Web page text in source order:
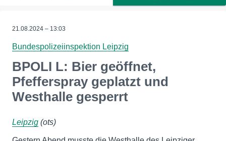
21.08.2024 – 13:03
Bundespolizeiinspektion Leipzig
BPOLI L: Bier geöffnet,
Pfefferspray geplatzt und
Westhalle gesperrt
Leipzig (ots)